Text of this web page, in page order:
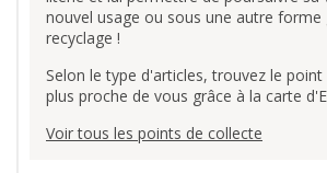
nouvel usage ou sous une autre forme
recyclage !
Selon le type d'articles, trouvez le
plus proche de vous grâce à la carte
Voir tous les points de collecte